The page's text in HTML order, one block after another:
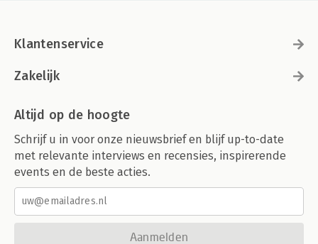
Klantenservice
Zakelijk
Altijd op de hoogte
Schrijf u in voor onze nieuwsbrief en blijf up-to-date
met relevante interviews en recensies, inspirerende
events en de beste acties.
Aanmelden